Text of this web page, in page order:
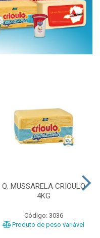
Q. MUSSARELA CRIOULO
4KG
Código: 3036
Produto de peso variável